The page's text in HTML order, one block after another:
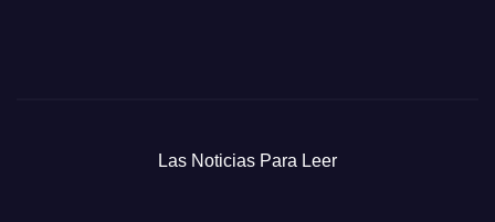
Las Noticias Para Leer